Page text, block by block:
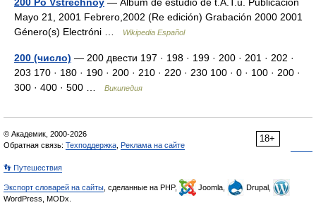
Mayo 21, 2001 Febrero,2002 (Re edición) Grabación 2000 2001
Género(s) Electróni …
Wikipedia Español
200 (число) — 200 двести 197 · 198 · 199 · 200 · 201 · 202 ·
203 170 · 180 · 190 · 200 · 210 · 220 · 230 100 · 0 · 100 · 200 ·
300 · 400 · 500 …
Википедия
18+
© Академик, 2000-2026
Обратная связь: Техподдержка Реклама на сайте
👣 Путешествия
Экспорт словарей на сайты , сделанные на PHP, Joomla,
Drupal,
WordPress, MODx.